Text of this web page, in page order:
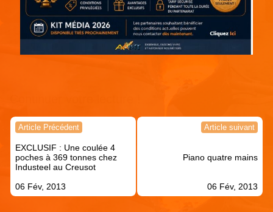
Navigation
l’article
Article Précédent
EXCLUSIF : Une coulée 4
poches à 369 tonnes chez
Industeel au Creusot
06 Fév, 2013
Article suivant
Piano quatre mains
06 Fév, 2013